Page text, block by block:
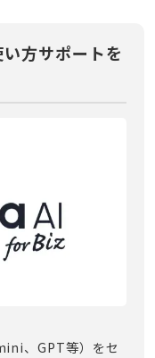
方サポートを
、GPT等）をセ